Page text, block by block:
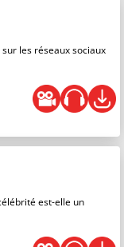
les réseaux sociaux
est-elle un